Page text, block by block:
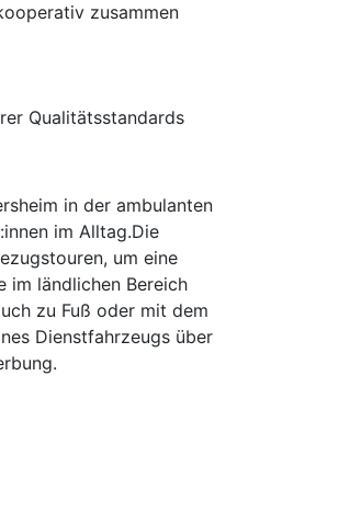
zusammen
Qualitätsstandards
in der ambulanten
im Alltag.Die
um eine
im ländlichen Bereich
zu Fuß oder mit dem
Dienstfahrzeugs über